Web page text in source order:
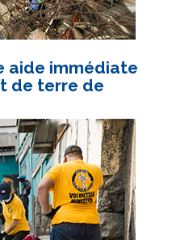
aide immédiate
de terre de